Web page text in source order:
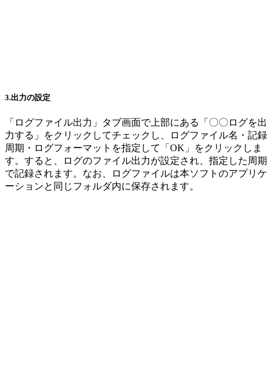
3.出力の設定
「ログファイル出力」タブ画面で上部にある「〇〇ログを出
力する」をクリックしてチェックし、ログファイル名・記録
周期・ログフォーマットを指定して「OK」をクリックしま
す。すると、ログのファイル出力が設定され、指定した周期
で記録されます。なお、ログファイルは本ソフトのアプリケ
ーションと同じフォルダ内に保存されます。